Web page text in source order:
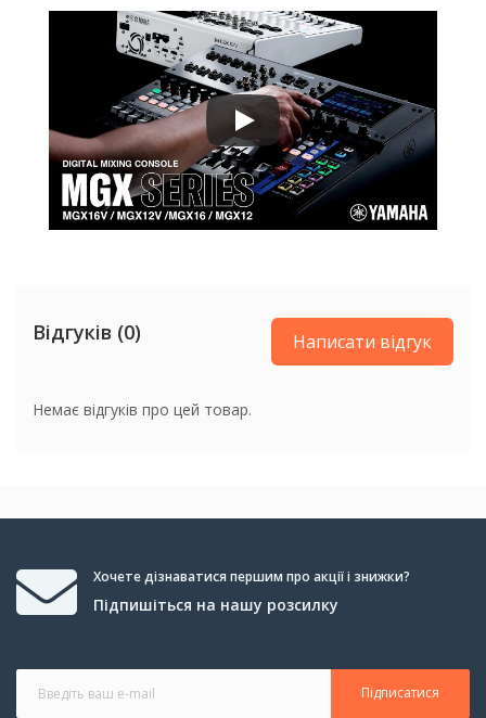
Відгуків (0) Написати відгук
Немає відгуків про цей товар.
Хочете дізнаватися першим про акції і знижки?
Підпишіться на нашу розсилку
Підписатися